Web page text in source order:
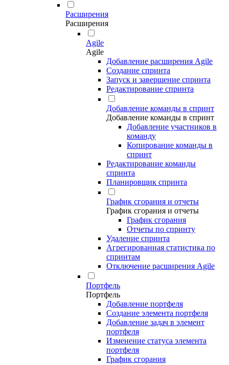
Расширения
Расширения
Agile
Agile
Добавление расширения Agile
Создание спринта
Запуск и завершение спринта
Редактирование спринта
Добавление команды в спринт
Добавление команды в спринт
Добавление участников в
команду
Копирование команды в
спринт
Редактирование команды
спринта
Планировщик спринта
График сгорания и отчеты
График сгорания и отчеты
График сгорания
Отчеты по спринту
Удаление спринта
Агрегированная статистика по
спринтам
Отключение расширения Agile
Портфель
Портфель
Добавление портфеля
Создание элемента портфеля
Добавление задач в элемент
портфеля
Изменение статуса элемента
портфеля
График сгорания